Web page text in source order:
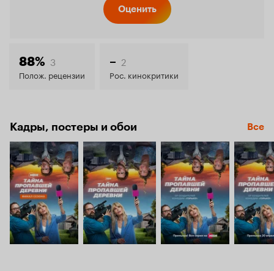
6.9
Оценить
88% 3
Полож. рецензии
– 2
Рос. кинокритики
Кадры, постеры и обои Все